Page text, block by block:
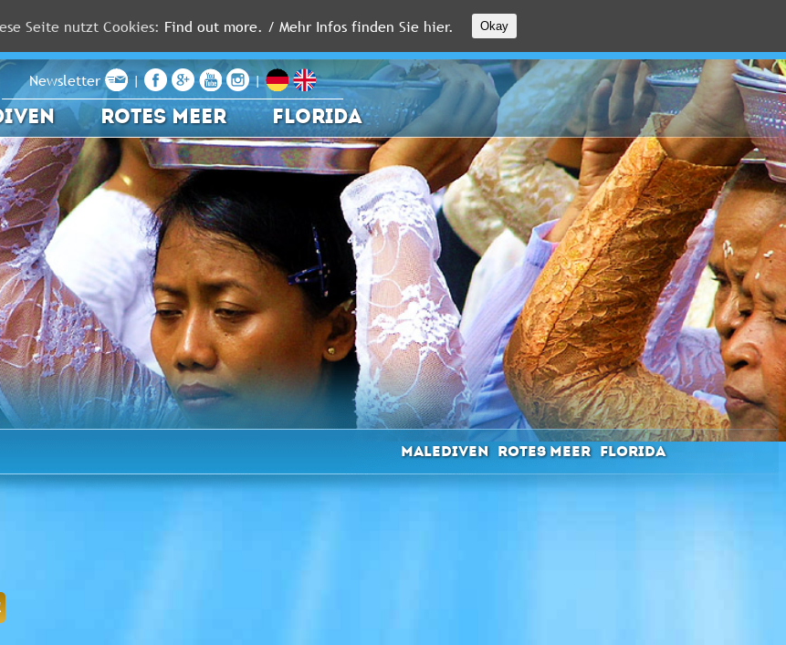
Newsletter | |
ROTES MEER FLORIDA
Malediven Rotes Meer Florida
Seite nutzt Cookies: Find out more. / Mehr Infos finden Sie hier. Okay